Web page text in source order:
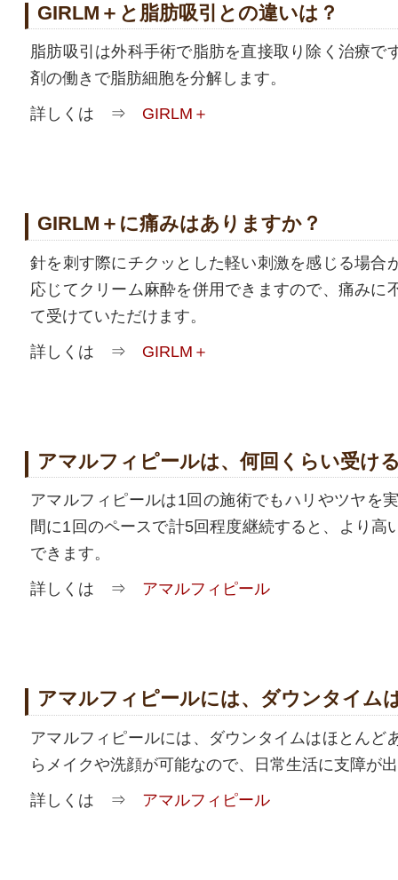
GIRLM＋と脂肪吸引との違いは？
脂肪吸引は外科手術で脂肪を直接取り除く治療で
剤の働きで脂肪細胞を分解します。
詳しくは ⇒ GIRLM＋
GIRLM＋に痛みはありますか？
針を刺す際にチクッとした軽い刺激を感じる場合
応じてクリーム麻酔を併用できますので、痛みに
て受けていただけます。
詳しくは ⇒ GIRLM＋
アマルフィピールは、何回くらい受け
アマルフィピールは1回の施術でもハリやツヤを
間に1回のペースで計5回程度継続すると、より高
できます。
詳しくは ⇒ アマルフィピール
アマルフィピールには、ダウンタイム
アマルフィピールには、ダウンタイムはほとんど
らメイクや洗顔が可能なので、日常生活に支障が
詳しくは ⇒ アマルフィピール